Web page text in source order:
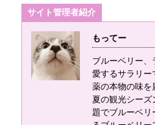
壌を改良するための
「土壌改良剤」とて
も用いられます。 単
体で使 ...
る場合は、一度ご連
絡をお願いします。
またLINEを常用して
おりますので、直接
メッセージを頂くか
LINEへ電話を頂ける
とよりスムーズに連
絡がとれます。 お気
軽にLINEへ連絡をく
サイト管理者紹介
もってー
ブルーベリー、
愛するサラリー
薬の本物の味を
夏の観光シー
題でブルーベリ